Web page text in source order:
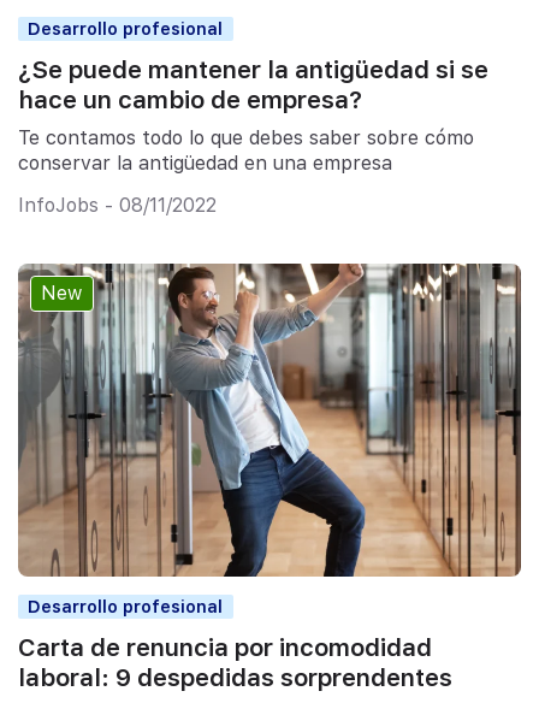
Desarrollo profesional
¿Se puede mantener la antigüedad si se
hace un cambio de empresa?
Te contamos todo lo que debes saber sobre cómo
conservar la antigüedad en una empresa
InfoJobs - 08/11/2022
New
Desarrollo profesional
Carta de renuncia por incomodidad
laboral: 9 despedidas sorprendentes